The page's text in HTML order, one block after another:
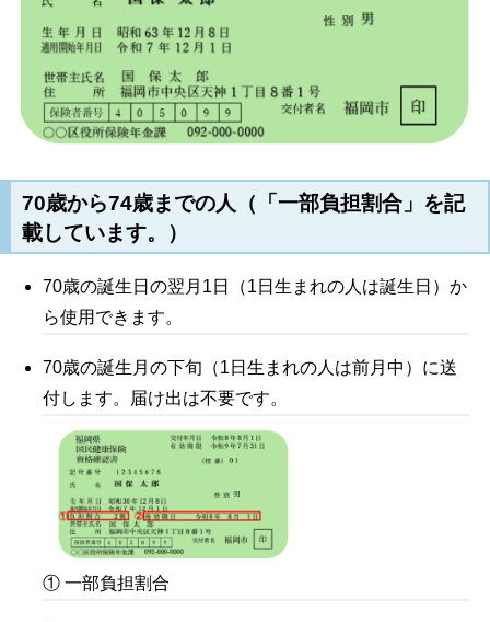
70歳から74歳までの人 （「一部負担割合」を記
載しています。）
70歳の誕生日の翌月1日（1日生まれの人は誕生日）か
ら使用できます。
70歳の誕生月の下旬（1日生まれの人は前月中）に送
付します。届け出は不要です。
① 一部負担割合